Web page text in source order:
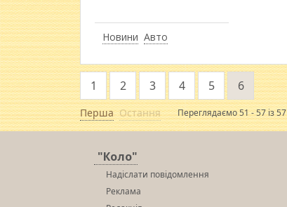
Новини Авто
Перша
1 2 3 4 5 6
Остання Переглядаємо 51 - 57 із 57
"Коло"
Надіслати повідомлення
Реклама